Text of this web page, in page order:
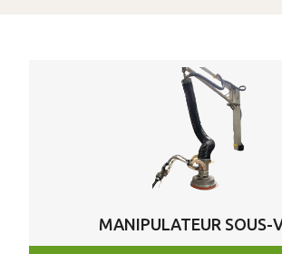
MANIPULATEUR SOUS-